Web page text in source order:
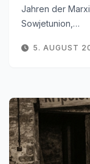
Jahren der
Sowjetunion,…
5. AUGUST